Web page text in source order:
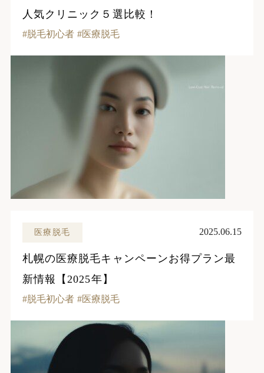
人気クリニック５選比較！
脱毛初心者 医療脱毛
医療脱毛 2025.06.15
札幌の医療脱毛キャンペーンお得プラン最
新情報【2025年】
脱毛初心者 医療脱毛